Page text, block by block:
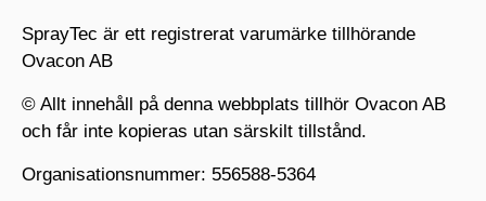
SprayTec är ett registrerat varumärke tillhörande
Ovacon AB
© Allt innehåll på denna webbplats tillhör Ovacon AB
och får inte kopieras utan särskilt tillstånd.
Organisationsnummer: 556588-5364